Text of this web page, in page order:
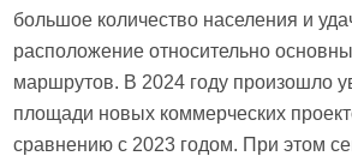
большое количество населения и
расположение относительно
маршрутов. В 2024 году произошло
площади новых коммерческих
сравнению с 2023 годом. При этом